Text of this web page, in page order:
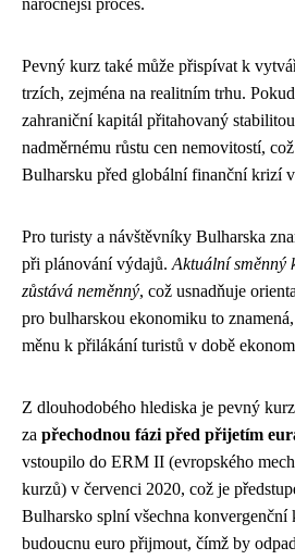
náročnější proces.
Pevný kurz také může přispívat k
trzích, zejména na realitním trhu.
zahraniční kapitál přitahovaný
nadměrnému růstu cen nemovitostí,
Bulharsku před globální finanční krizí
Pro turisty a návštěvníky Bulharska
při plánování výdajů. Aktuální směnný
zůstává neměnný, což usnadňuje
pro bulharskou ekonomiku to
měnu k přilákání turistů v době
Z dlouhodobého hlediska je pevný
za přechodnou fázi před přijetím
vstoupilo do ERM II (evropského
kurzů) v červenci 2020, což je
Bulharsko splní všechna
budoucnu euro přijmout, čímž by